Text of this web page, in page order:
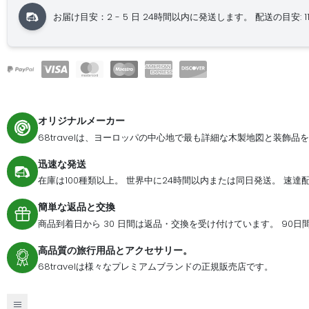
お届け目安：2 - 5 日 24時間以内に発送します。配送の目安:
オリジナルメーカー
68travelは、ヨーロッパの中心地で最も詳細な木製地図と装飾品
迅速な発送
在庫は100種類以上。 世界中に24時間以内または同日発送。 速達
簡単な返品と交換
商品到着日から 30 日間は返品・交換を受け付けています。 90日
高品質の旅行用品とアクセサリー。
68travelは様々なプレミアムブランドの正規販売店です。